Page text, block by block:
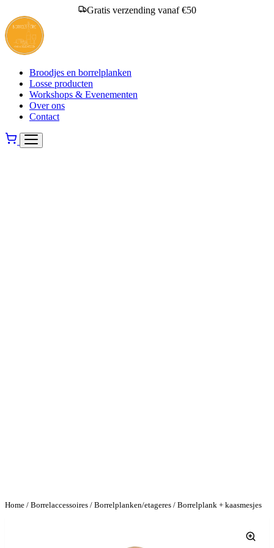
Gratis verzending vanaf €50
Broodjes en borrelplanken
Losse producten
Workshops & Evenementen
Over ons
Contact
Home / Borrelaccessoires / Borrelplanken/etageres / Borrelplank + kaasmesjes